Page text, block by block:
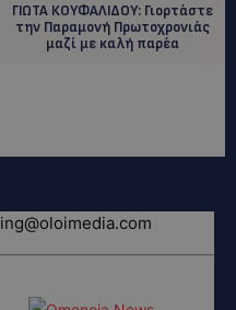
ΓΙΩΤΑ ΚΟΥΦΑΛΙΔΟΥ: Γιορτάστε
την Παραμονή Πρωτοχρονιάς
μαζί με καλή παρέα